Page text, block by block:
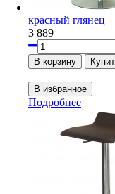
красный глянец
3 889
Подробнее